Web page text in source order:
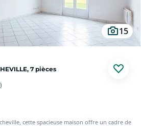
15
7 pièces
cette spacieuse maison offre un cadre de